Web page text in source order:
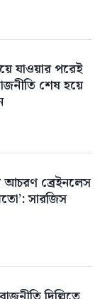
যাওয়ার পরেই
শেষ হয়ে
আচরণ ব্রেইনলেস
সারজিস